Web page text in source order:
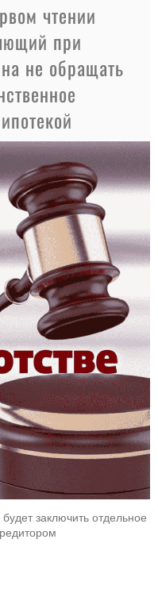
чтении
при
не обращать
заключить отдельное